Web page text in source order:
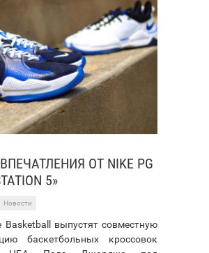
ОТ NIKE PG
5»
Новости
Basketball выпустят совместную
баскетбольных кроссовок